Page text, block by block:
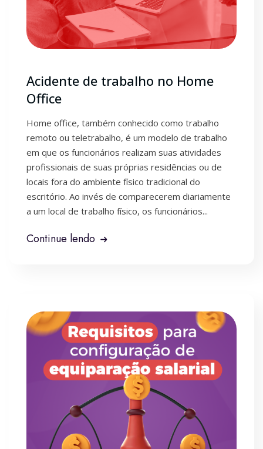
Acidente de trabalho no Home
Office
Home office, também conhecido como trabalho
remoto ou teletrabalho, é um modelo de trabalho
em que os funcionários realizam suas atividades
profissionais de suas próprias residências ou de
locais fora do ambiente físico tradicional do
escritório. Ao invés de comparecerem diariamente
a um local de trabalho físico, os funcionários...
Continue lendo